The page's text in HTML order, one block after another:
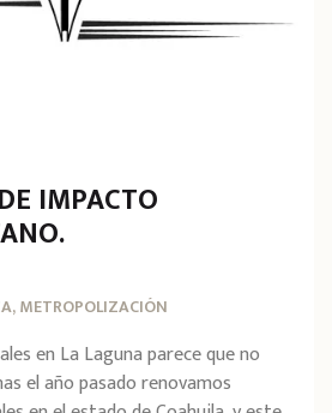
IMPACTO
METROPOLIZACIÓN
en La Laguna parece que no
el año pasado renovamos